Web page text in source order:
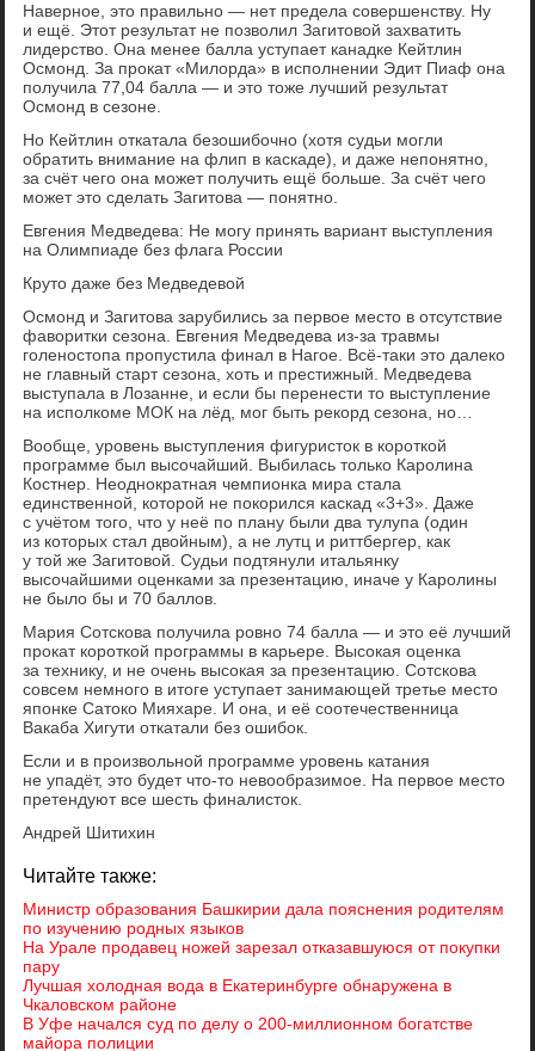
Наверное, это правильно — нет предела совершенству. Ну
и ещё. Этот результат не позволил Загитовой захватить
лидерство. Она менее балла уступает канадке Кейтлин
Осмонд. За прокат «Милорда» в исполнении Эдит Пиаф она
получила 77,04 балла — и это тоже лучший результат
Осмонд в сезоне.
Но Кейтлин откатала безошибочно (хотя судьи могли
обратить внимание на флип в каскаде), и даже непонятно,
за счёт чего она может получить ещё больше. За счёт чего
может это сделать Загитова — понятно.
Евгения Медведева: Не могу принять вариант выступления
на Олимпиаде без флага России
Круто даже без Медведевой
Осмонд и Загитова зарубились за первое место в отсутствие
фаворитки сезона. Евгения Медведева из-за травмы
голеностопа пропустила финал в Нагое. Всё-таки это далеко
не главный старт сезона, хоть и престижный. Медведева
выступала в Лозанне, и если бы перенести то выступление
на исполкоме МОК на лёд, мог быть рекорд сезона, но…
Вообще, уровень выступления фигуристок в короткой
программе был высочайший. Выбилась только Каролина
Костнер. Неоднократная чемпионка мира стала
единственной, которой не покорился каскад «3+3». Даже
с учётом того, что у неё по плану были два тулупа (один
из которых стал двойным), а не лутц и риттбергер, как
у той же Загитовой. Судьи подтянули итальянку
высочайшими оценками за презентацию, иначе у Каролины
не было бы и 70 баллов.
Мария Сотскова получила ровно 74 балла — и это её лучший
прокат короткой программы в карьере. Высокая оценка
за технику, и не очень высокая за презентацию. Сотскова
совсем немного в итоге уступает занимающей третье место
японке Сатоко Мияхаре. И она, и её соотечественница
Вакаба Хигути откатали без ошибок.
Если и в произвольной программе уровень катания
не упадёт, это будет что-то невообразимое. На первое место
претендуют все шесть финалисток.
Андрей Шитихин
Читайте также:
Министр образования Башкирии дала пояснения родителям
по изучению родных языков
На Урале продавец ножей зарезал отказавшуюся от покупки
пару
Лучшая холодная вода в Екатеринбурге обнаружена в
Чкаловском районе
В Уфе начался суд по делу о 200-миллионном богатстве
майора полиции